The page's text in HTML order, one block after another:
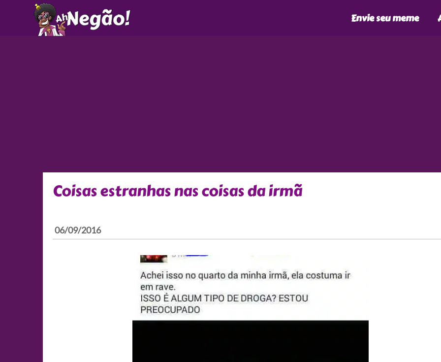
Envie seu meme
Coisas estranhas nas coisas da irmã
06/09/2016